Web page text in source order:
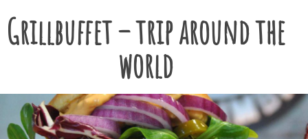
Grillbuffet – trip around the
world